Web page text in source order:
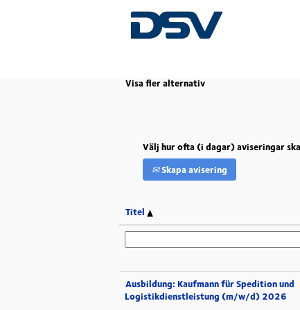
Start |Kehl hos DSV(aktuell
sida)
Visa fler alternativ
Välj hur ofta (i dagar) aviseringar
Skapa avisering
Titel
Ausbildung: Kaufmann für Spedition und
Logistikdienstleistung (m/w/d) 2026